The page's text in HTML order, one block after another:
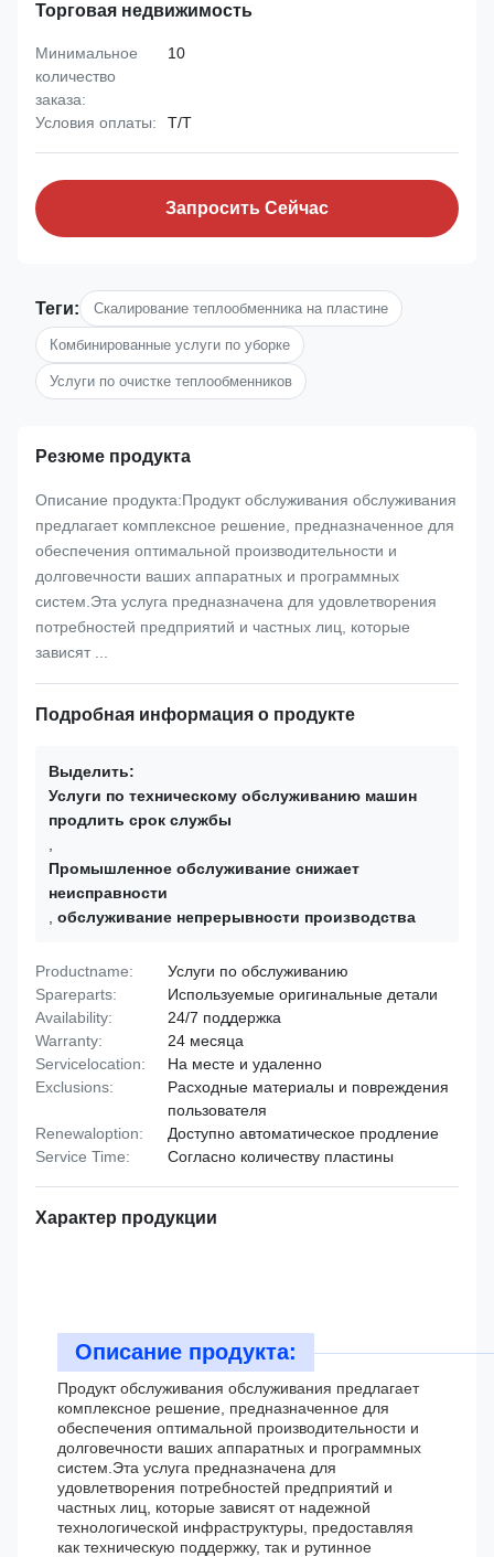
Торговая недвижимость
Минимальное
количество
заказа:
10
Условия оплаты: T/T
Запросить Сейчас
Теги: Скалирование теплообменника на пластине
Комбинированные услуги по уборке
Услуги по очистке теплообменников
Резюме продукта
Описание продукта:Продукт обслуживания обслуживания
предлагает комплексное решение, предназначенное для
обеспечения оптимальной производительности и
долговечности ваших аппаратных и программных
систем.Эта услуга предназначена для удовлетворения
потребностей предприятий и частных лиц, которые
зависят ...
Подробная информация о продукте
Выделить:
Услуги по техническому обслуживанию машин
продлить срок службы
Промышленное обслуживание снижает
неисправности
обслуживание непрерывности производства
Productname:
Услуги по обслуживанию
Spareparts:
Используемые оригинальные детали
Availability:
24/7 поддержка
Warranty:
24 месяца
Servicelocation:
На месте и удаленно
Exclusions:
Расходные материалы и повреждения
пользователя
Renewaloption:
Доступно автоматическое продление
Service Time:
Согласно количеству пластины
Характер продукции
Описание продукта:
Продукт обслуживания обслуживания предлагает
комплексное решение, предназначенное для
обеспечения оптимальной производительности и
долговечности ваших аппаратных и программных
систем.Эта услуга предназначена для
удовлетворения потребностей предприятий и
частных лиц, которые зависят от надежной
технологической инфраструктуры, предоставляя
как техническую поддержку, так и рутинное